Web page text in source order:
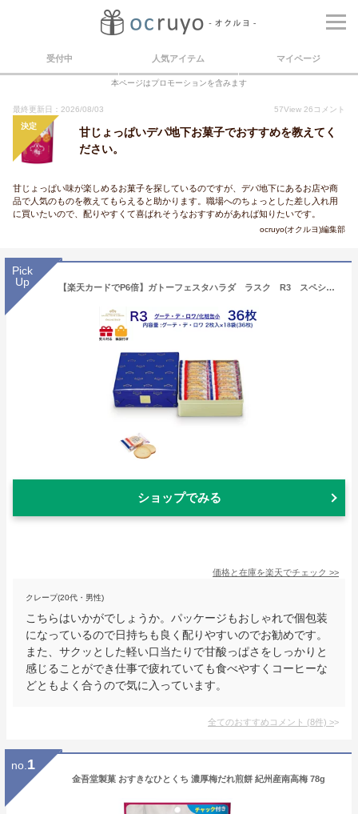
受付中 人気アイテム マイページ
本ページはプロモーションを含みます
最終更新日：2026/08/03 57View 26 コメント
決定
甘じょっぱいデパ地下お菓子でおすすめを教えてく
ださい。
甘じょっぱい味が楽しめるお菓子を探しているのですが、デパ地下にあるお店や商
品で人気のものを教えてもらえると助かります。職場へのちょっとした差し入れ用
に買いたいので、配りやすくて喜ばれそうなおすすめがあれば知りたいです。
ocruyo(オクルヨ)編集部
Pick
Up
【楽天カードでP6倍】ガトーフェスタハラダ ラスク R3 スペシャル・セレクション スイーツ お菓子 ギフト プレゼント 秋 冬 挨拶 残暑御見舞贈答品 パーティー 七五三 お歳暮
ショップでみる
価格と在庫を楽天でチェック >>
クレープ(20代・男性)
こちらはいかがでしょうか。パッケージもおしゃれで個包装
になっているので日持ちも良く配りやすいのでお勧めです。
また、サクッとした軽い口当たりで甘酸っぱさをしっかりと
感じることができ仕事で疲れていても食べやすくコーヒーな
どともよく合うので気に入っています。
全てのおすすめコメント (8件) >
no. 1
金吾堂製菓 おすきなひとくち 濃厚梅だれ煎餅 紀州産南高梅 78g